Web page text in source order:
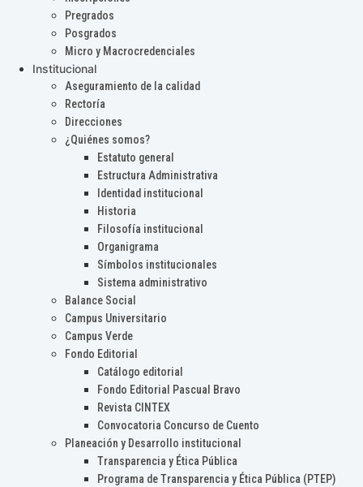
Pregrados
Posgrados
Micro y Macrocredenciales
Institucional
Aseguramiento de la calidad
Rectoría
Direcciones
¿Quiénes somos?
Estatuto general
Estructura Administrativa
Identidad institucional
Historia
Filosofía institucional
Organigrama
Símbolos institucionales
Sistema administrativo
Balance Social
Campus Universitario
Campus Verde
Fondo Editorial
Catálogo editorial
Fondo Editorial Pascual Bravo
Revista CINTEX
Convocatoria Concurso de Cuento
Planeación y Desarrollo institucional
Transparencia y Ética Pública
Programa de Transparencia y Ética Pública (PTEP)